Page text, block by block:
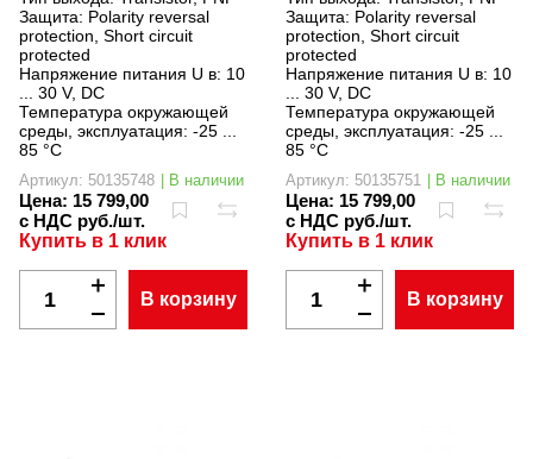
Защита: Polarity reversal
protection, Short circuit
protected
Напряжение питания U в: 10
... 30 V, DC
Температура окружающей
среды, эксплуатация: -25 ...
85 °C
Артикул: 50135748 | В наличии
Цена: 15 799,00
с НДС руб./шт.
Купить в 1 клик
В корзину
Защита: Polarity reversal
protection, Short circuit
protected
Напряжение питания U в: 10
... 30 V, DC
Температура окружающей
среды, эксплуатация: -25 ...
85 °C
Артикул: 50135751 | В наличии
Цена: 15 799,00
с НДС руб./шт.
Купить в 1 клик
В корзину